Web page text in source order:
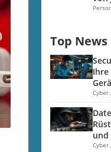
Top News
Ihre
Cyber
und
Cyber